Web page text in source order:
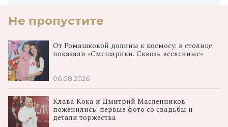
Не пропустите
От Ромашковой долины к космосу: в столице
показали «Смешарики. Сквозь вселенные»
06.08.2026
Клава Кока и Дмитрий Масленников
поженились: первые фото со свадьбы и
детали торжества